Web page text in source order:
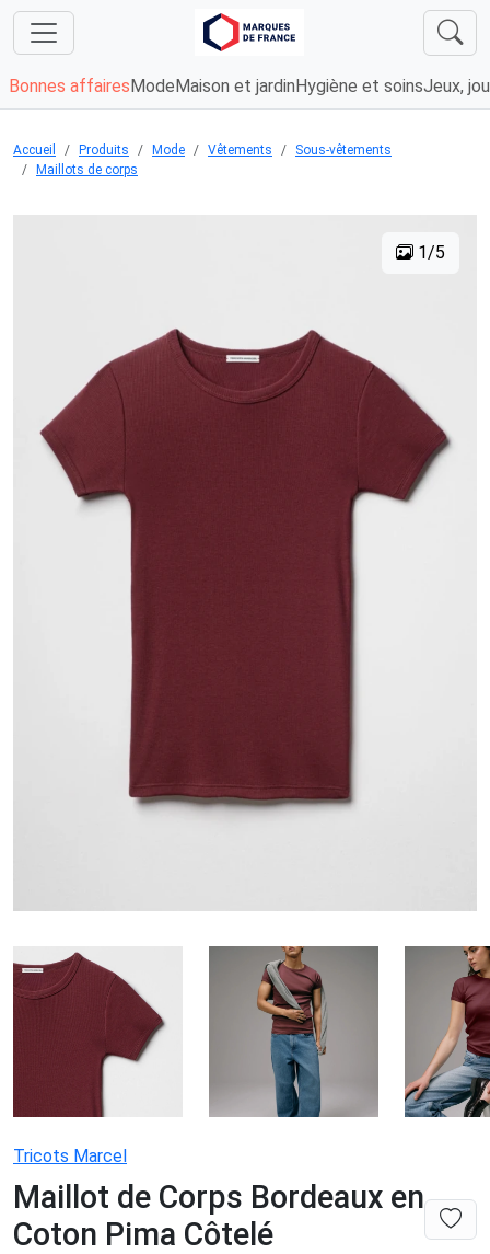
Bonnes affaires Mode Maison et jardin Hygiène et soinsJeux,
Accueil Produits Mode Vêtements
Sous-vêtements
Maillots de corps
1/5
Tricots Marcel
Maillot de Corps Bordeaux en
Coton Pima Côtelé